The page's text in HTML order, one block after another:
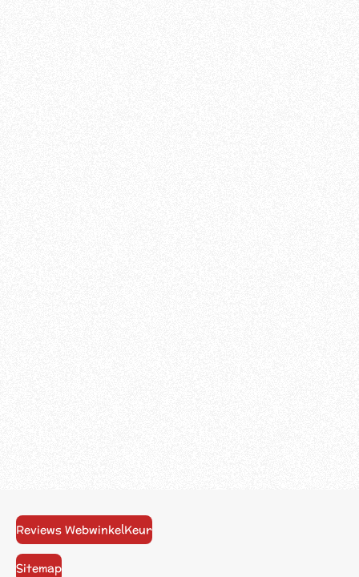
Reviews WebwinkelKeur
Sitemap